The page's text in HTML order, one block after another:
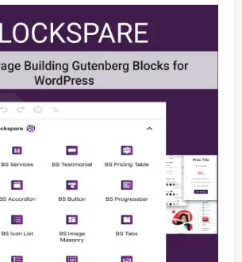
Berita
Situasi Nasional Aman, Publik Diminta
Waspadai Provokasi Jelang HUT RI